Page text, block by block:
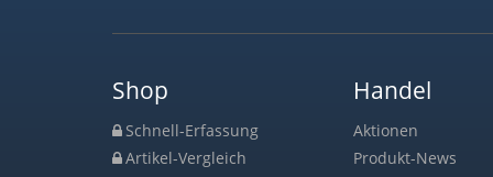
Shop
Schnell-Erfassung
Artikel-Vergleich
Handel
Aktionen
Produkt-News